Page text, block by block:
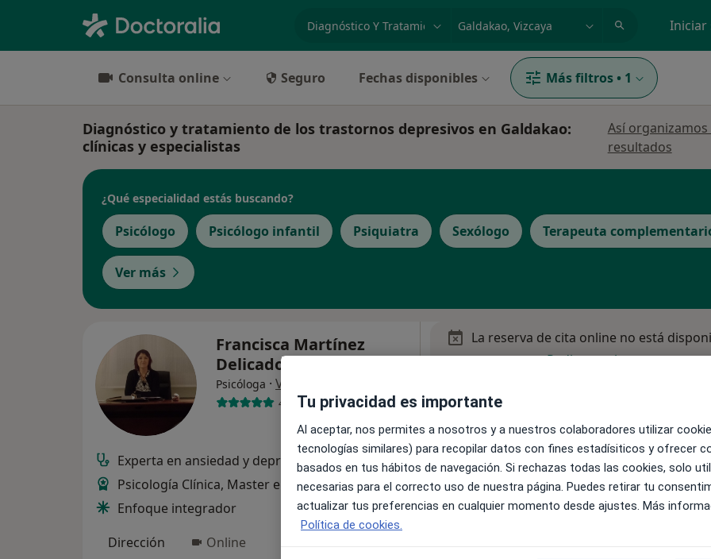
especialidad, enfermedad o nombre Iniciar
Consulta online Seguro Fechas disponibles Más filtros • 1
Diagnóstico y tratamiento de los trastornos depresivos en Galdakao:
clínicas y especialistas
Así organizamos
resultados
¿Qué especialidad estás buscando?
Psicólogo Psicólogo infantil Psiquiatra Sexólogo Terapeuta
Ver más
Francisca Martínez
Delicado
Psicóloga · Ver más
4 opiniones
Experta en ansiedad y depresión
Psicología Clínica, Master en Salud Mental
Enfoque integrador
Dirección
Online
La reserva de cita online no está
Pedir una cita
Tu privacidad es importante
Al aceptar, nos permites a nosotros y a nuestros colaboradores utilizar
tecnologías similares) para recopilar datos con fines estadísiticos y ofrecer
basados en tus hábitos de navegación. Si rechazas todas las cookies, solo
necesarias para el correcto uso de nuestra página. Puedes retirar tu
actualizar tus preferencias en cualquier momento desde ajustes. Más
Política de cookies.